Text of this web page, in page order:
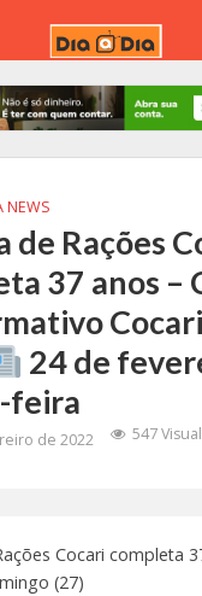
NEWS
de Rações
37 anos –
24 de
feira
de 2022 547
Cocari completa
(27)